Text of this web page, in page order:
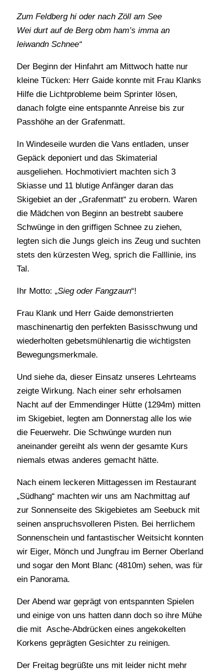
Zum Feldberg hi oder nach Zöll am See
Wei durt auf de Berg obm ham’s imma an
leiwandn Schnee“
Der Beginn der Hinfahrt am Mittwoch hatte nur
kleine Tücken: Herr Gaide konnte mit Frau Klanks
Hilfe die Lichtprobleme beim Sprinter lösen,
danach folgte eine entspannte Anreise bis zur
Passhöhe an der Grafenmatt.
In Windeseile wurden die Vans entladen, unser
Gepäck deponiert und das Skimaterial
ausgeliehen. Hochmotiviert machten sich 3
Skiasse und 11 blutige Anfänger daran das
Skigebiet an der „Grafenmatt“ zu erobern. Waren
die Mädchen von Beginn an bestrebt saubere
Schwünge in den griffigen Schnee zu ziehen,
legten sich die Jungs gleich ins Zeug und suchten
stets den kürzesten Weg, sprich die Falllinie, ins
Tal.
Ihr Motto: „Sieg oder Fangzaun“!
Frau Klank und Herr Gaide demonstrierten
maschinenartig den perfekten Basisschwung und
wiederholten gebetsmühlenartig die wichtigsten
Bewegungsmerkmale.
Und siehe da, dieser Einsatz unseres Lehrteams
zeigte Wirkung. Nach einer sehr erholsamen
Nacht auf der Emmendinger Hütte (1294m) mitten
im Skigebiet, legten am Donnerstag alle los wie
die Feuerwehr. Die Schwünge wurden nun
aneinander gereiht als wenn der gesamte Kurs
niemals etwas anderes gemacht hätte.
Nach einem leckeren Mittagessen im Restaurant
„Südhang“ machten wir uns am Nachmittag auf
zur Sonnenseite des Skigebietes am Seebuck mit
seinen anspruchsvolleren Pisten. Bei herrlichem
Sonnenschein und fantastischer Weitsicht konnten
wir Eiger, Mönch und Jungfrau im Berner Oberland
und sogar den Mont Blanc (4810m) sehen, was für
ein Panorama.
Der Abend war geprägt von entspannten Spielen
und einige von uns hatten dann doch so ihre Mühe
die mit Asche-Abdrücken eines angekokelten
Korkens geprägten Gesichter zu reinigen.
Der Freitag begrüßte uns mit leider nicht mehr